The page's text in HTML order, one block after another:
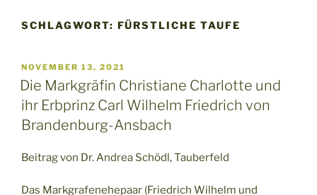
SCHLAGWORT: FÜRSTLICHE TAUFE
VERÖFFENTLICHT
AM
NOVEMBER 13, 2021
Die Markgräfin Christiane Charlotte und
ihr Erbprinz Carl Wilhelm Friedrich von
Brandenburg-Ansbach
Beitrag von Dr. Andrea Schödl, Tauberfeld
Das Markgrafenehepaar (Friedrich Wilhelm und